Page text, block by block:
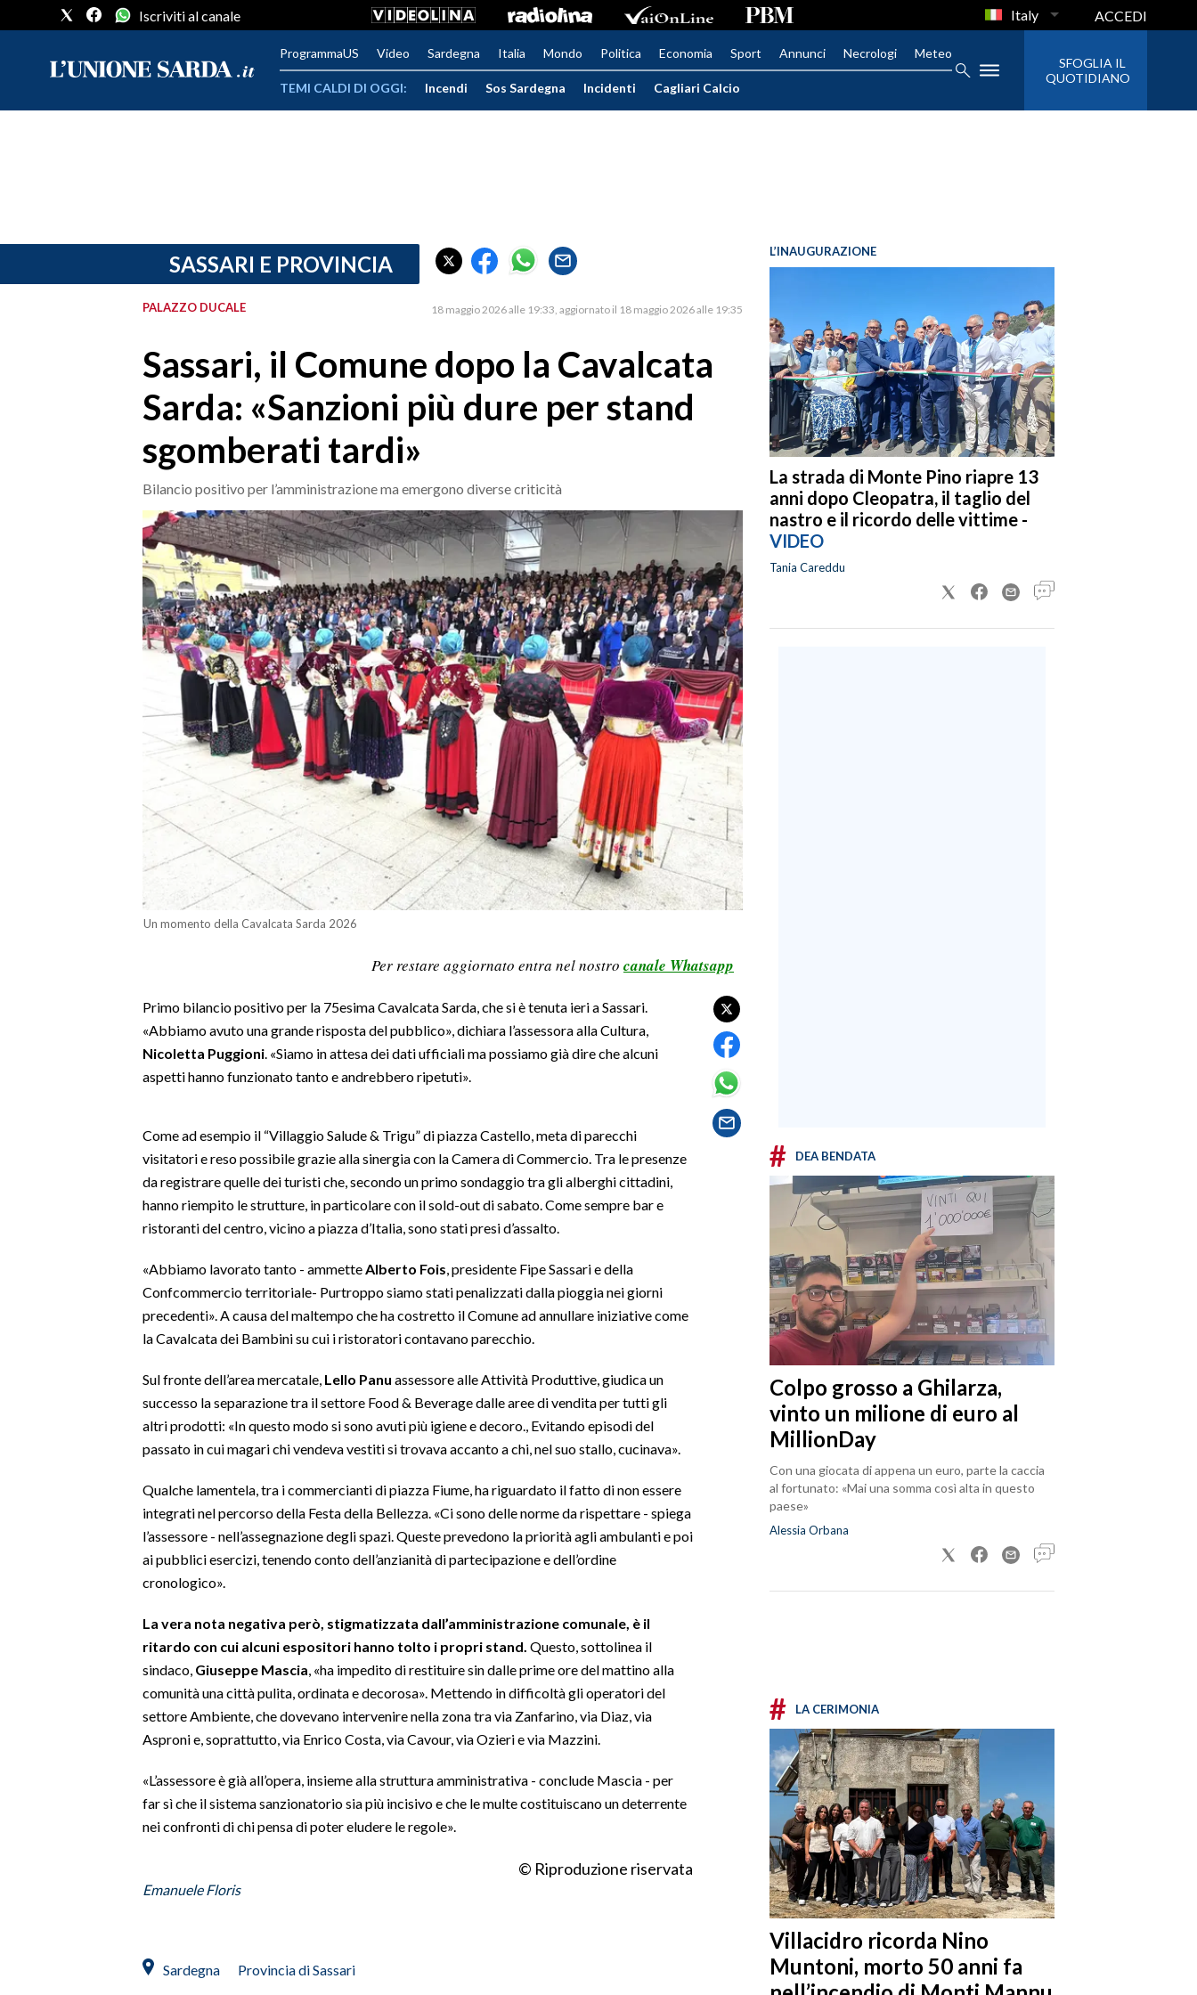
PROVINCIA DI CAGLIARI
Iscriviti al canale Italy ACCEDI
ProgrammaUS Video Sardegna Italia Mondo Politica Economia Sport Annunci Necrologi Meteo
TEMI CALDI DI OGGI: Incendi Sos Sardegna Incidenti Cagliari Calcio
SFOGLIA IL
QUOTIDIANO
SASSARI E PROVINCIA
PALAZZO DUCALE 18 maggio 2026 alle 19:33 aggiornato il 18 maggio 2026 alle 19:35
Sassari, il Comune dopo la Cavalcata
Sarda: «Sanzioni più dure per stand
sgomberati tardi»
Bilancio positivo per l’amministrazione ma emergono diverse criticità
Un momento della Cavalcata Sarda 2026
Per restare aggiornato entra nel nostro canale Whatsapp
Primo bilancio positivo per la 75esima Cavalcata Sarda, che si è tenuta ieri a Sassari.
«Abbiamo avuto una grande risposta del pubblico», dichiara l’assessora alla Cultura,
Nicoletta Puggioni. «Siamo in attesa dei dati ufficiali ma possiamo già dire che alcuni
aspetti hanno funzionato tanto e andrebbero ripetuti».
Come ad esempio il “Villaggio Salude & Trigu” di piazza Castello, meta di parecchi
visitatori e reso possibile grazie alla sinergia con la Camera di Commercio. Tra le presenze
da registrare quelle dei turisti che, secondo un primo sondaggio tra gli alberghi cittadini,
hanno riempito le strutture, in particolare con il sold-out di sabato. Come sempre bar e
ristoranti del centro, vicino a piazza d’Italia, sono stati presi d’assalto.
«Abbiamo lavorato tanto - ammetteAlberto Fois, presidente Fipe Sassari e della
Confcommercio territoriale- Purtroppo siamo stati penalizzati dalla pioggia nei giorni
precedenti». A causa del maltempo che ha costretto il Comune ad annullare iniziative come
la Cavalcata dei Bambini su cui i ristoratori contavano parecchio.
Sul fronte dell’area mercatale, Lello Panu assessore alle Attività Produttive, giudica un
successo la separazione tra il settore Food & Beverage dalle aree di vendita per tutti gli
altri prodotti: «In questo modo si sono avuti più igiene e decoro., Evitando episodi del
passato in cui magari chi vendeva vestiti si trovava accanto a chi, nel suo stallo, cucinava».
Qualche lamentela, tra i commercianti di piazza Fiume, ha riguardato il fatto di non essere
integrati nel percorso della Festa della Bellezza. «Ci sono delle norme da rispettare - spiega
l’assessore - nell’assegnazione degli spazi. Queste prevedono la priorità agli ambulanti e poi
ai pubblici esercizi, tenendo conto dell’anzianità di partecipazione e dell’ordine
cronologico».
La vera nota negativa però, stigmatizzata dall’amministrazione comunale, è il
ritardo con cui alcuni espositori hanno tolto i propri stand. Questo, sottolinea il
sindaco, Giuseppe Mascia, «ha impedito di restituire sin dalle prime ore del mattino alla
comunità una città pulita, ordinata e decorosa». Mettendo in difficoltà gli operatori del
settore Ambiente, che dovevano intervenire nella zona tra via Zanfarino, via Diaz, via
Asproni e, soprattutto, via Enrico Costa, via Cavour, via Ozieri e via Mazzini.
«L’assessore è già all’opera, insieme alla struttura amministrativa - conclude Mascia - per
far sì che il sistema sanzionatorio sia più incisivo e che le multe costituiscano un deterrente
nei confronti di chi pensa di poter eludere le regole».
© Riproduzione riservata
Emanuele Floris
Sardegna Provincia di Sassari
L’INAUGURAZIONE
La strada di Monte Pino riapre 13
anni dopo Cleopatra, il taglio del
nastro e il ricordo delle vittime -
VIDEO
Tania Careddu
# DEA BENDATA
Colpo grosso a Ghilarza,
vinto un milione di euro al
MillionDay
Con una giocata di appena un euro, parte la caccia
al fortunato: «Mai una somma così alta in questo
paese»
Alessia Orbana
# LA CERIMONIA
Villacidro ricorda Nino
Muntoni, morto 50 anni fa